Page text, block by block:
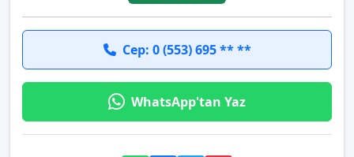
Cep: 0 (553) 695 ** **
WhatsApp'tan Yaz